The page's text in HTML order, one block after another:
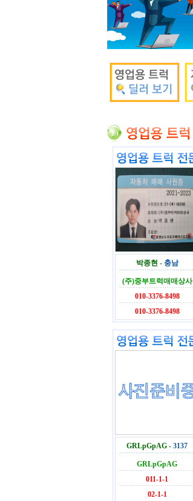
박종현 - 충남
(주)중부트럭매매상사
010-3376-8498
010-3376-8498
GRLpGpAG - 3137
GRLpGpAG
011-1-1
02-1-1